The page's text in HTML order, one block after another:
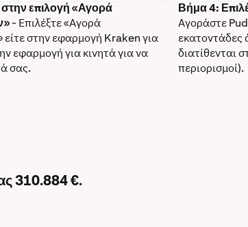
επιλογή «Αγορά
- Επιλέξτε «Αγορά
στην εφαρμογή Kraken για
εφαρμογή για κινητά για να
σας.
Βήμα 4:
Αγοράστε
εκατοντάδες
διατίθενται
περιορισμοί).
310.884 €.